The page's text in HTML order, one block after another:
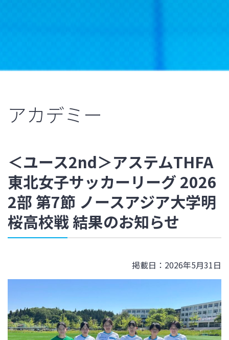
アカデミー
＜ユース2nd＞アステムTHFA
東北女子サッカーリーグ 2026
2部 第7節 ノースアジア大学明
桜高校戦 結果のお知らせ
掲載日：2026年5月31日